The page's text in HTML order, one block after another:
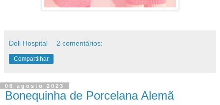
Doll Hospital 2 comentários:
Compartilhar
06 agosto 2023
Bonequinha de Porcelana Alemã